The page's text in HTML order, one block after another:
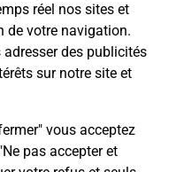
réel nos sites et
votre navigation.
adresser des publicités
sur notre site et
vous acceptez
pas accepter et